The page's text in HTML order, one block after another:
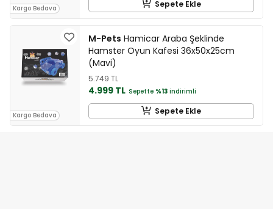
Kargo Bedava Sepete Ekle
Kargo Bedava
M-Pets Hamicar Araba Şeklinde
Hamster Oyun Kafesi 36x50x25cm
(Mavi)
5.749 TL
4.999 TL Sepette %13 indirimli
Sepete Ekle